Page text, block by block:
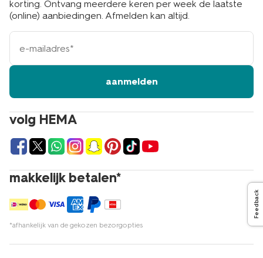
volg HEMA
makkelijk betalen*
*afhankelijk van de gekozen bezorgopties
korting. Ontvang meerdere keren per week de laatste
(online) aanbiedingen. Afmelden kan altijd.
e-
mailadres
aanmelden
Feedback